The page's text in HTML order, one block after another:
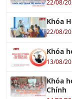
22/08/
Khóa
13/08/
Khóa
Chính
Khóa